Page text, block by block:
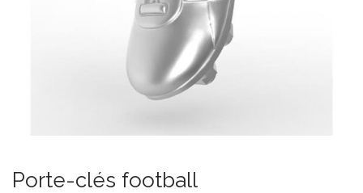
Porte-clés football